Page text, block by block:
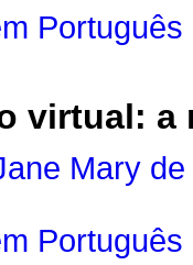
Português
virtual: a
Mary
Português